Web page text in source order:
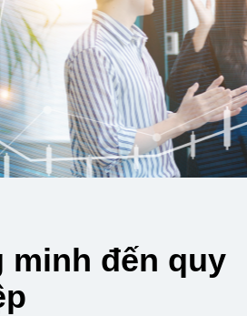
minh đến quy